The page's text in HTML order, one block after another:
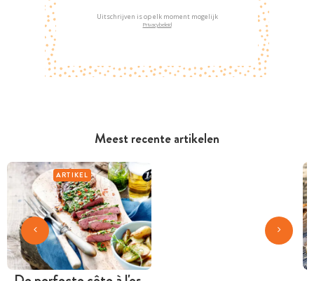
Meest recente artikelen
ARTIKEL
Uitschrijven is op elk moment mogelijk
Privacybeleid